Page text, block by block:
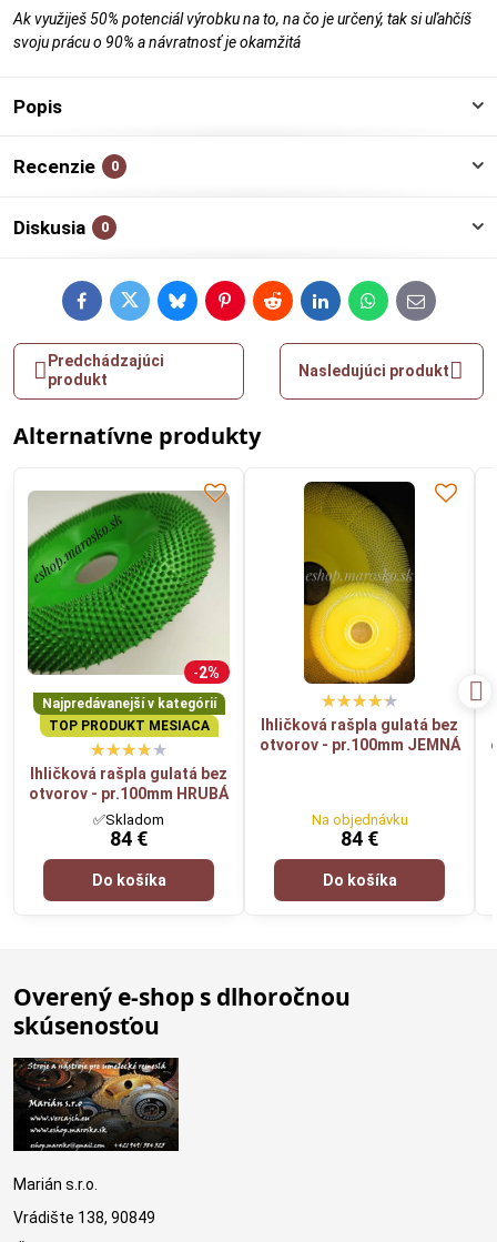
Ak využiješ 50% potenciál výrobku na to, na čo je určený, tak si uľahčíš
svoju prácu o 90% a návratnosť je okamžitá
Popis
Recenzie 0
Diskusia 0
FacebookTwitterBlueskyPinterestRedditLinkedInWhatsApp
E-
mail
Predchádzajúci
produkt
Nasledujúci produkt
Alternatívne produkty
2%
Najpredávanejší v kategórií
TOP PRODUKT MESIACA
Ihličková rašpla gulatá bez
otvorov - pr.100mm HRUBÁ
✅Skladom
84 €
Do košíka
Ihličková rašpla gulatá bez
otvorov - pr.100mm JEMNÁ
Na objednávku
84 €
Do košíka
Overený e-shop s dlhoročnou
skúsenosťou
Marián s.r.o.
Vrádište 138, 90849